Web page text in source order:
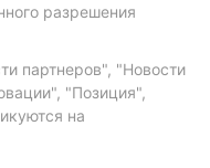
разрешения
партнеров", "Новости
"Позиция",
на